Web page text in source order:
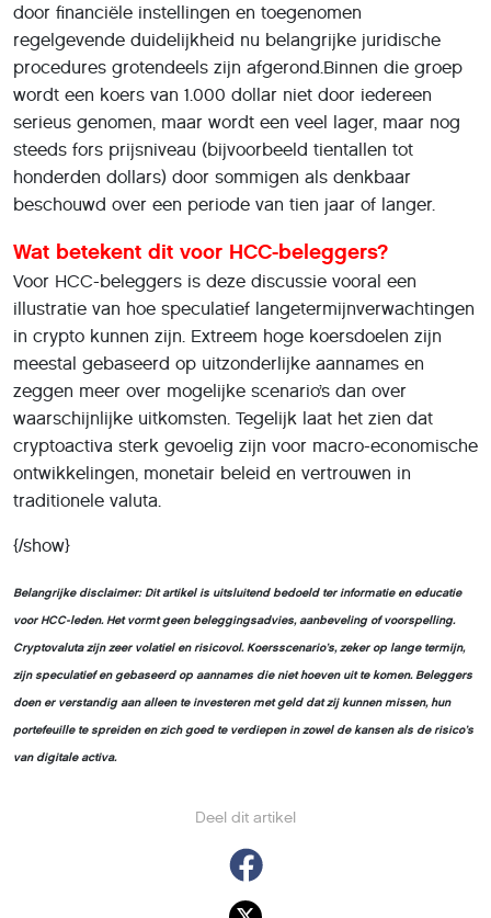
Deel dit artikel
door financiële instellingen en toegenomen
regelgevende duidelijkheid nu belangrijke juridische
procedures grotendeels zijn afgerond.Binnen die groep
wordt een koers van 1.000 dollar niet door iedereen
serieus genomen, maar wordt een veel lager, maar nog
steeds fors prijsniveau (bijvoorbeeld tientallen tot
honderden dollars) door sommigen als denkbaar
beschouwd over een periode van tien jaar of langer.
Wat betekent dit voor HCC-beleggers?
Voor HCC-beleggers is deze discussie vooral een
illustratie van hoe speculatief langetermijnverwachtingen
in crypto kunnen zijn. Extreem hoge koersdoelen zijn
meestal gebaseerd op uitzonderlijke aannames en
zeggen meer over mogelijke scenario’s dan over
waarschijnlijke uitkomsten. Tegelijk laat het zien dat
cryptoactiva sterk gevoelig zijn voor macro-economische
ontwikkelingen, monetair beleid en vertrouwen in
traditionele valuta.
{/show}
Belangrijke disclaimer: Dit artikel is uitsluitend bedoeld ter informatie en educatie
voor HCC-leden. Het vormt geen beleggingsadvies, aanbeveling of voorspelling.
Cryptovaluta zijn zeer volatiel en risicovol. Koersscenario’s, zeker op lange termijn,
zijn speculatief en gebaseerd op aannames die niet hoeven uit te komen. Beleggers
doen er verstandig aan alleen te investeren met geld dat zij kunnen missen, hun
portefeuille te spreiden en zich goed te verdiepen in zowel de kansen als de risico’s
van digitale activa.